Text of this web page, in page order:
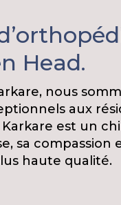
Head.
nous
aux
est un
sa compassion
haute qualité.